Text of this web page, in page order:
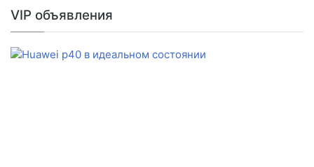
VIP объявления